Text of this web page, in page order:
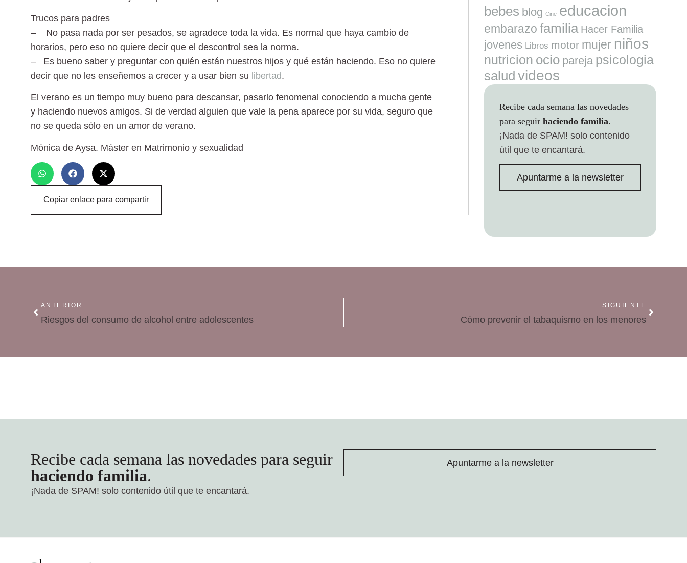
Trucos para padres
– No pasa nada por ser pesados, se agradece toda la vida. Es normal que haya cambio de
horarios, pero eso no quiere decir que el descontrol sea la norma.
– Es bueno saber y preguntar con quién están nuestros hijos y qué están haciendo. Eso no quiere
decir que no les enseñemos a crecer y a usar bien su libertad.
El verano es un tiempo muy bueno para descansar, pasarlo fenomenal conociendo a mucha gente
y haciendo nuevos amigos. Si de verdad alguien que vale la pena aparece por su vida, seguro que
no se queda sólo en un amor de verano.
Mónica de Aysa. Máster en Matrimonio y sexualidad
Copiar enlace para compartir
bebes blog Cine educacion
embarazo familia Hacer Familia
jovenes Libros motor mujer niños
nutricion ocio pareja psicologia
salud videos
Recibe cada semana las novedades
para seguir haciendo familia.
¡Nada de SPAM! solo contenido
útil que te encantará.
Apuntarme a la newsletter
ANTERIOR
Riesgos del consumo de alcohol entre adolescentes
SIGUIENTE
Cómo prevenir el tabaquismo en los menores
Recibe cada semana las novedades para seguir
haciendo familia.
¡Nada de SPAM! solo contenido útil que te encantará.
Apuntarme a la newsletter